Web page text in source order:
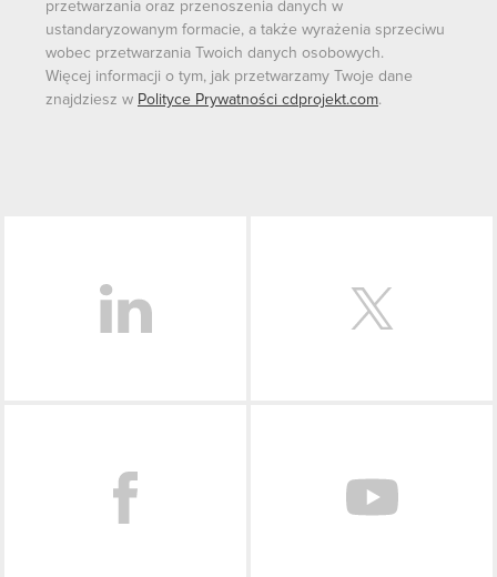
przetwarzania oraz przenoszenia danych w
ustandaryzowanym formacie, a także wyrażenia sprzeciwu
wobec przetwarzania Twoich danych osobowych.
Więcej informacji o tym, jak przetwarzamy Twoje dane
znajdziesz w Polityce Prywatności cdprojekt.com.